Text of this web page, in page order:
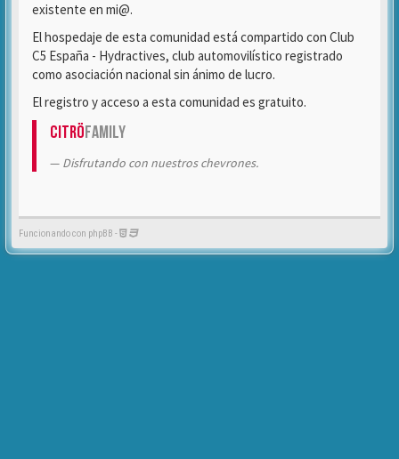
existente en mi@.
El hospedaje de esta comunidad está compartido con Club
C5 España - Hydractives, club automovilístico registrado
como asociación nacional sin ánimo de lucro.
El registro y acceso a esta comunidad es gratuito.
CitröFamily
Disfrutando con nuestros chevrones.
Funcionando con phpBB -